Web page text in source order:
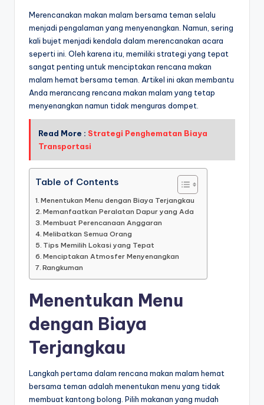
Merencanakan makan malam bersama teman selalu
menjadi pengalaman yang menyenangkan. Namun, sering
kali bujet menjadi kendala dalam merencanakan acara
seperti ini. Oleh karena itu, memiliki strategi yang tepat
sangat penting untuk menciptakan rencana makan
malam hemat bersama teman. Artikel ini akan membantu
Anda merancang rencana makan malam yang tetap
menyenangkan namun tidak menguras dompet.
Read More : Strategi Penghematan Biaya
Transportasi
Table of Contents
Menentukan Menu dengan Biaya Terjangkau
Memanfaatkan Peralatan Dapur yang Ada
Membuat Perencanaan Anggaran
Melibatkan Semua Orang
Tips Memilih Lokasi yang Tepat
Menciptakan Atmosfer Menyenangkan
Rangkuman
Menentukan Menu
dengan Biaya
Terjangkau
Langkah pertama dalam rencana makan malam hemat
bersama teman adalah menentukan menu yang tidak
membuat kantong bolong. Pilih makanan yang mudah